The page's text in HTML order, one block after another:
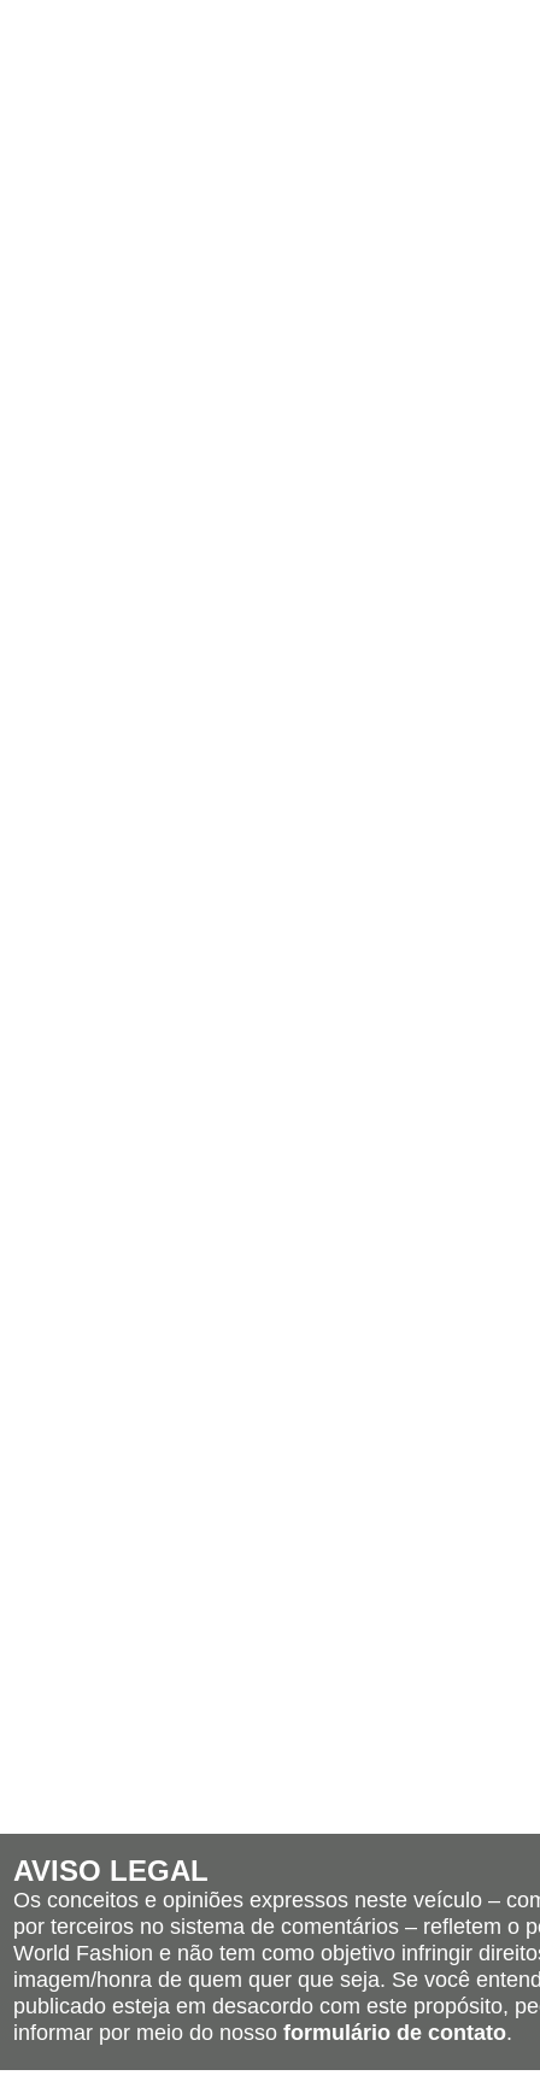
AVISO LEGAL
Os conceitos e opiniões expressos neste veículo –
por terceiros no sistema de comentários – refletem o
World Fashion e não tem como objetivo infringir
imagem/honra de quem quer que seja. Se você
publicado esteja em desacordo com este propósito,
informar por meio do nosso formulário de contato.